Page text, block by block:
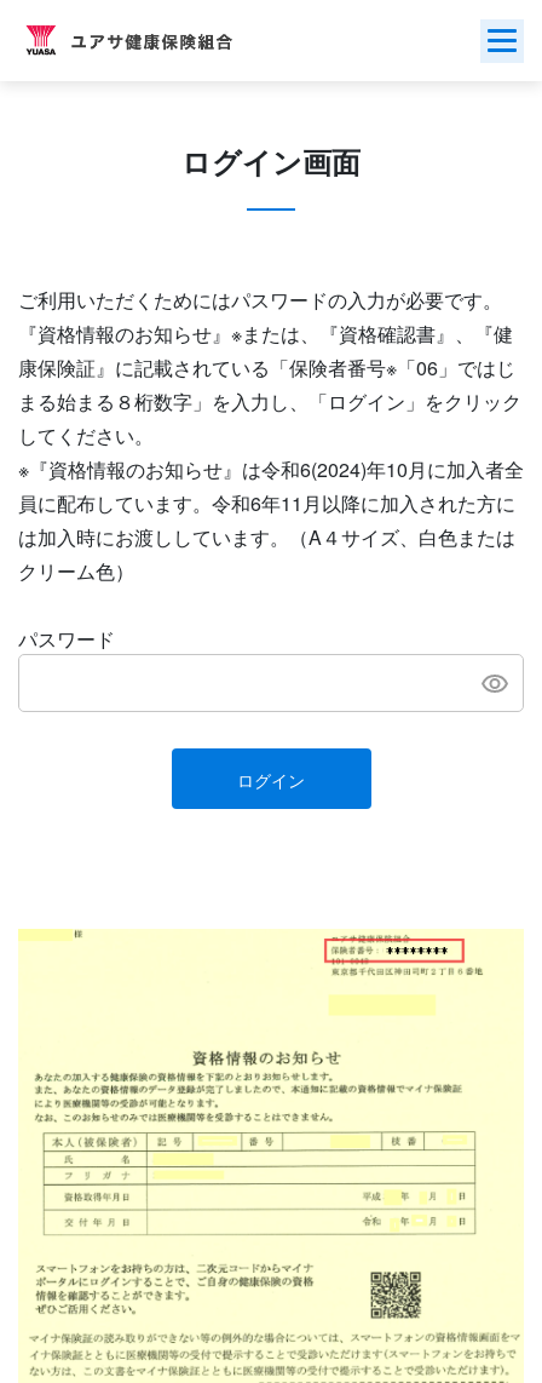
ログイン画面
ご利用いただくためにはパスワードの入力が必要です。
『資格情報のお知らせ』※または、『資格確認書』、『健
康保険証』に記載されている「保険者番号※「06」ではじ
まる始まる８桁数字」を入力し、「ログイン」をクリック
してください。
※『資格情報のお知らせ』は令和6(2024)年10月に加入者全
員に配布しています。令和6年11月以降に加入された方に
は加入時にお渡ししています。（A４サイズ、白色または
クリーム色）
パスワード
ログイン